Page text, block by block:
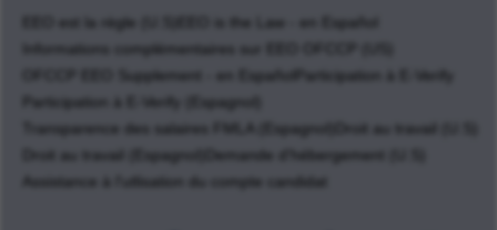
EEO est la règle (U.S)
EEO is the Law - en Español
Informations complémentaires sur EEO OFCCP (US)
OFCCP EEO Supplement - en Español
Participation à E-Verify
Participation à E-Verify (Espagnol)
Transparence des salaires FMLA (Espagnol)
Droit au travail (U.S)
Droit au travail (Espagnol)
Demande d'hébergement (U.S)
Assistance à l'utlisation du compte candidat